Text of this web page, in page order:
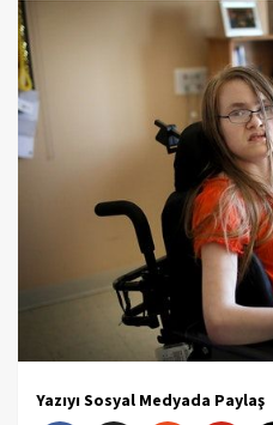
Yazıyı Sosyal Medyada Paylaş